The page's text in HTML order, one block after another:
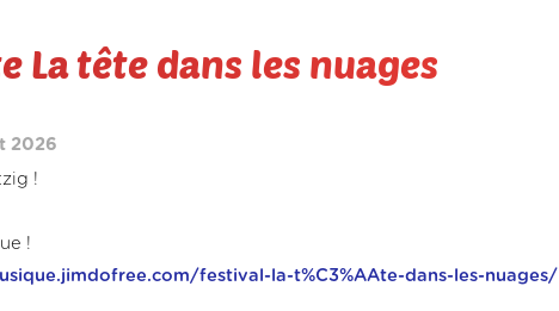
La tête dans les nuages
2026
!
!
festival-la-t%C3%AAte-dans-les-nuages/